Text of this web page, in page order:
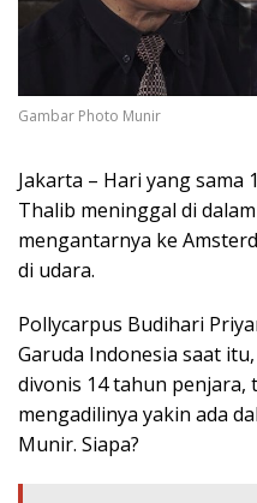
Gambar Photo Munir
Jakarta – Hari yang sama
Thalib meninggal di
mengantarnya ke
di udara.
Pollycarpus Budihari
Garuda Indonesia saat
divonis 14 tahun penjara,
mengadilinya yakin ada
Munir. Siapa?